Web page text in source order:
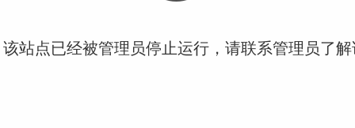
站点已经被管理员停止运行，请联系管理员了